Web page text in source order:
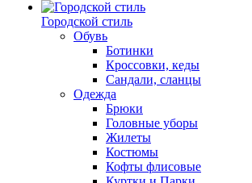
Городской стиль
Обувь
Ботинки
Кроссовки, кеды
Сандали, сланцы
Одежда
Брюки
Головные уборы
Жилеты
Костюмы
Кофты флисовые